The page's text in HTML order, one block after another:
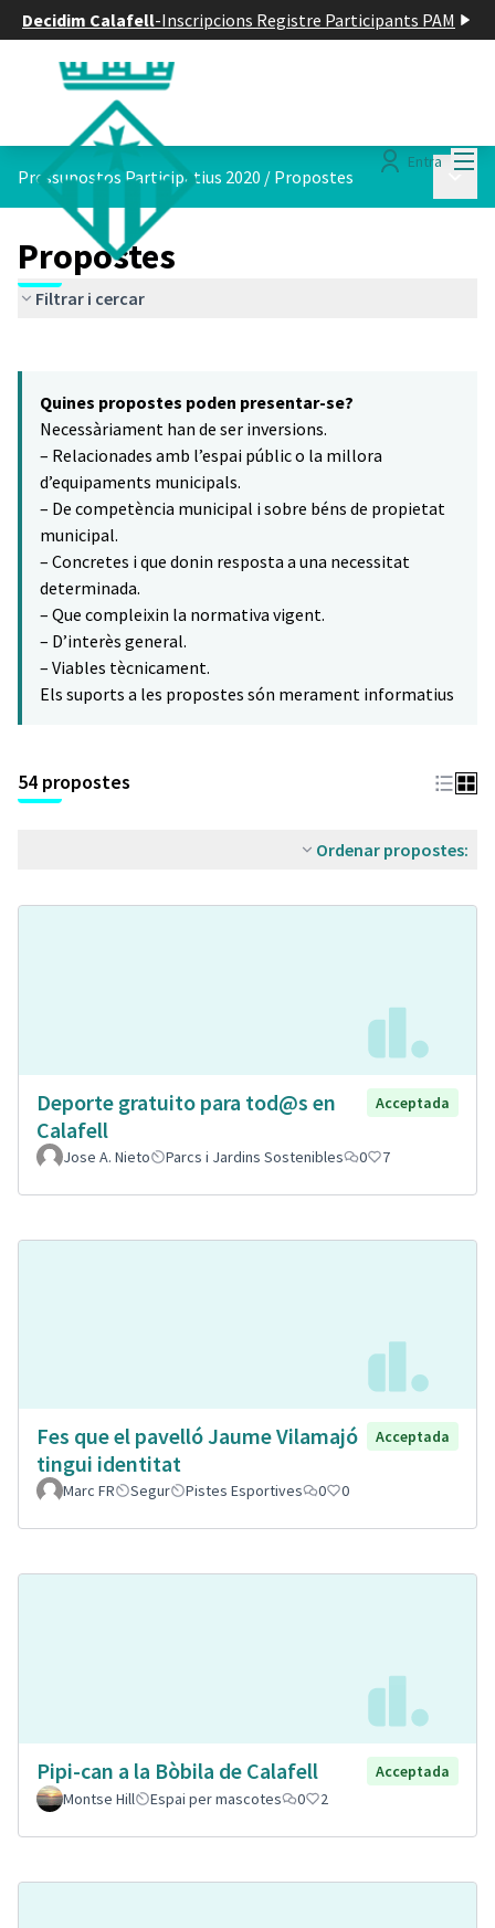
Decidim Calafell-Inscripcions Registre Participants PAM
Entra
Pressupostos Participatius 2020 / Propostes
Propostes
Filtrar i cercar
−
Quines propostes poden presentar-se?
Necessàriament han de ser inversions.
– Relacionades amb l’espai públic o la millora
d’equipaments municipals.
– De competència municipal i sobre béns de propietat
municipal.
– Concretes i que donin resposta a una necessitat
determinada.
– Que compleixin la normativa vigent.
– D’interès general.
– Viables tècnicament.
Els suports a les propostes són merament informatius
54 propostes
Ordenar propostes:
Deporte gratuito para tod@s en
Calafell
Acceptada
Jose A. Nieto Parcs i Jardins Sostenibles 0 7
Fes que el pavelló Jaume Vilamajó
tingui identitat
Acceptada
Marc FR Segur Pistes Esportives 0 0
Pipi-can a la Bòbila de Calafell
Acceptada
Montse Hill
Espai per mascotes 0 2